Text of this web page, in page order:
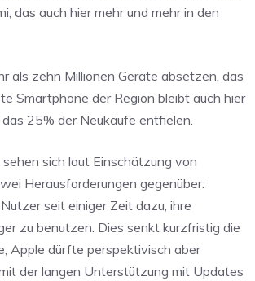
das auch hier mehr und mehr in den
als zehn Millionen Geräte absetzen, das
Smartphone der Region bleibt auch hier
25% der Neukäufe entfielen.
sich laut Einschätzung von
Herausforderungen gegenüber:
seit einiger Zeit dazu, ihre
zu benutzen. Dies senkt kurzfristig die
Apple dürfte perspektivisch aber
der langen Unterstützung mit Updates